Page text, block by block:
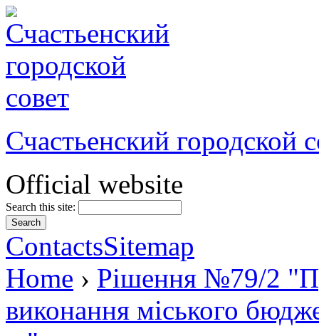
Счастьенский городской
Official website
Search this site:
ContactsSitemap
Home › Рішення №79/2
виконання міського